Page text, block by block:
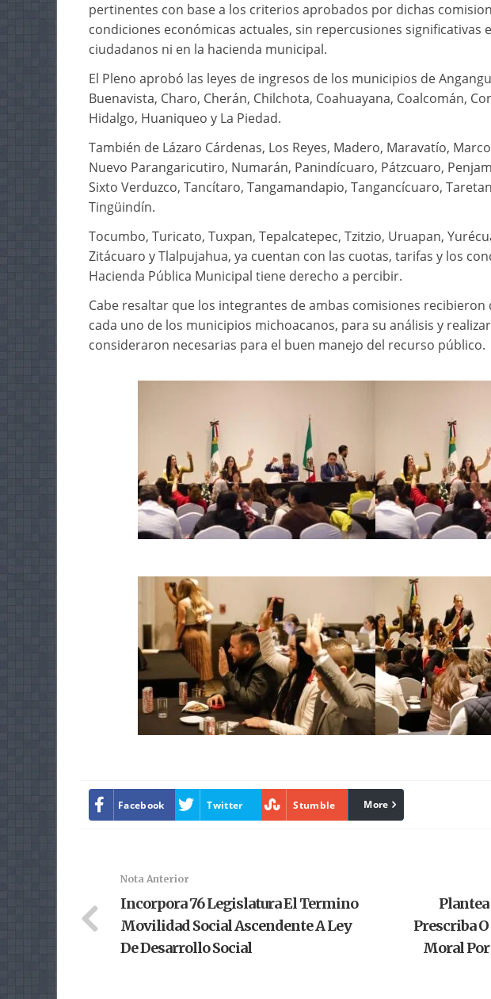
pertinentes con base a los criterios aprobados por dichas
condiciones económicas actuales, sin repercusiones significativas
ciudadanos ni en la hacienda municipal.
El Pleno aprobó las leyes de ingresos de los municipios de
Buenavista, Charo, Cherán, Chilchota, Coahuayana, Coalcomán,
Hidalgo, Huaniqueo y La Piedad.
También de Lázaro Cárdenas, Los Reyes, Madero, Maravatío,
Nuevo Parangaricutiro, Numarán, Panindícuaro, Pátzcuaro,
Sixto Verduzco, Tancítaro, Tangamandapio, Tangancícuaro,
Tingüindín.
Tocumbo, Turicato, Tuxpan, Tepalcatepec, Tzitzio, Uruapan,
Zitácuaro y Tlalpujahua, ya cuentan con las cuotas, tarifas y los
Hacienda Pública Municipal tiene derecho a percibir.
Cabe resaltar que los integrantes de ambas comisiones
cada uno de los municipios michoacanos, para su análisis y
consideraron necesarias para el buen manejo del recurso público.
Facebook Twitter Stumble linkedin
More
Nota Anterior
Incorpora 76 Legislatura El Termino
Movilidad Social Ascendente A Ley
De Desarrollo Social
Prescriba
Moral Por